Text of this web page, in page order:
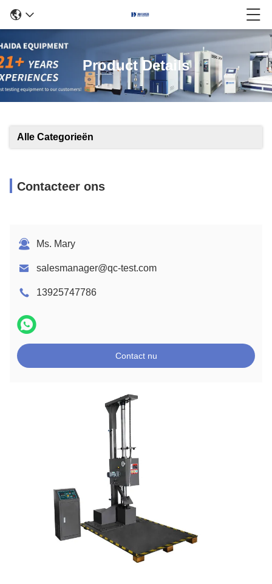
Product Details
Alle Categorieën
Contacteer ons
Ms. Mary
salesmanager@qc-test.com
13925747786
Contact nu